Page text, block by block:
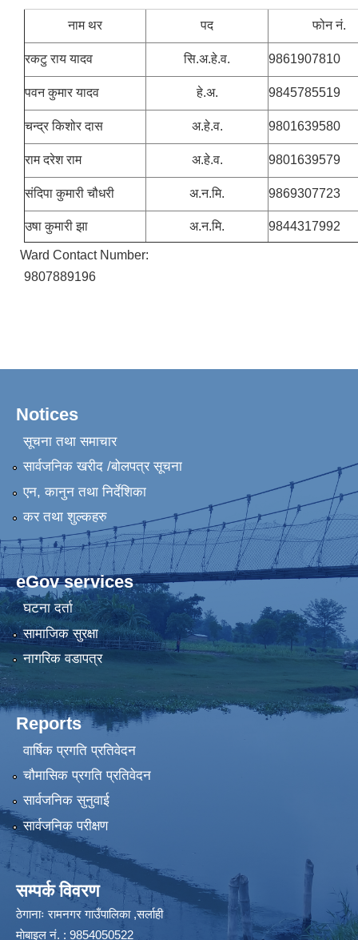
नाम थर पद फोन नं.
रकटु राय यादव सि.अ.हे.व. 9861907810
पवन कुमार यादव हे‍.अ. 9845785519
चन्द्र किशोर दास अ.हे.व. 9801639580
राम दरेश राम अ.हे.व. 9801639579
संदिपा कुमारी चौधरी अ.न.मि. 9869307723
उषा कुमारी झा अ.न.मि. 9844317992
Ward Contact Number:
9807889196
Notices
सूचना तथा समाचार
सार्वजनिक खरीद /बोलपत्र सूचना
एन, कानुन तथा निर्देशिका
कर तथा शुल्कहरु
eGov services
घटना दर्ता
सामाजिक सुरक्षा
नागरिक वडापत्र
Reports
वार्षिक प्रगति प्रतिवेदन
चौमासिक प्रगति प्रतिवेदन
सार्वजनिक सुनुवाई
सार्वजनिक परीक्षण
सम्पर्क विवरण
ठेगानाः रामनगर गाउँपालिका ,सर्लाही
माेबाइल न‌ं. : 9854050522